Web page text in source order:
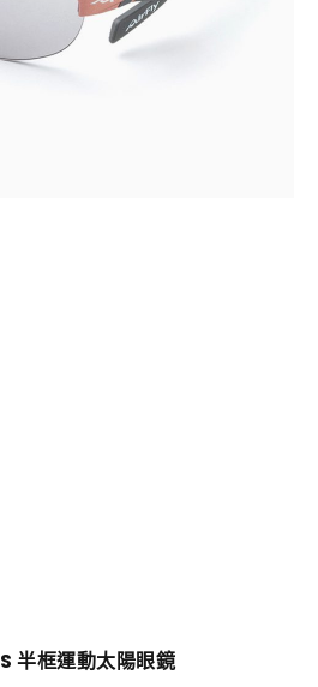
框運動太陽眼鏡